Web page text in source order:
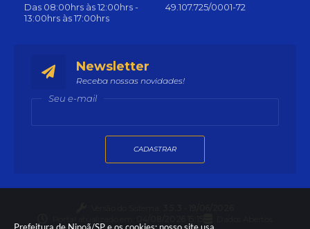
Das 08:00hrs às 12:00hrs -
13:00hrs às 17:00hrs
49.107.725/0001-72
Newsletter
Receba nossas novidades!
Seu e-mail
CADASTRAR